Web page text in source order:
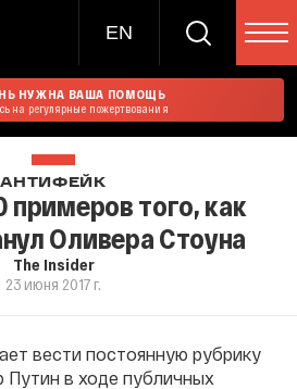
EN
НУЖНА ВАША ПОМОЩЬ
на регулярные пожертвования
АНТИФЕЙК
примеров того, как
Оливера Стоуна
The Insider
23 июня 2017 г.
вести постоянную рубрику
в ходе публичных